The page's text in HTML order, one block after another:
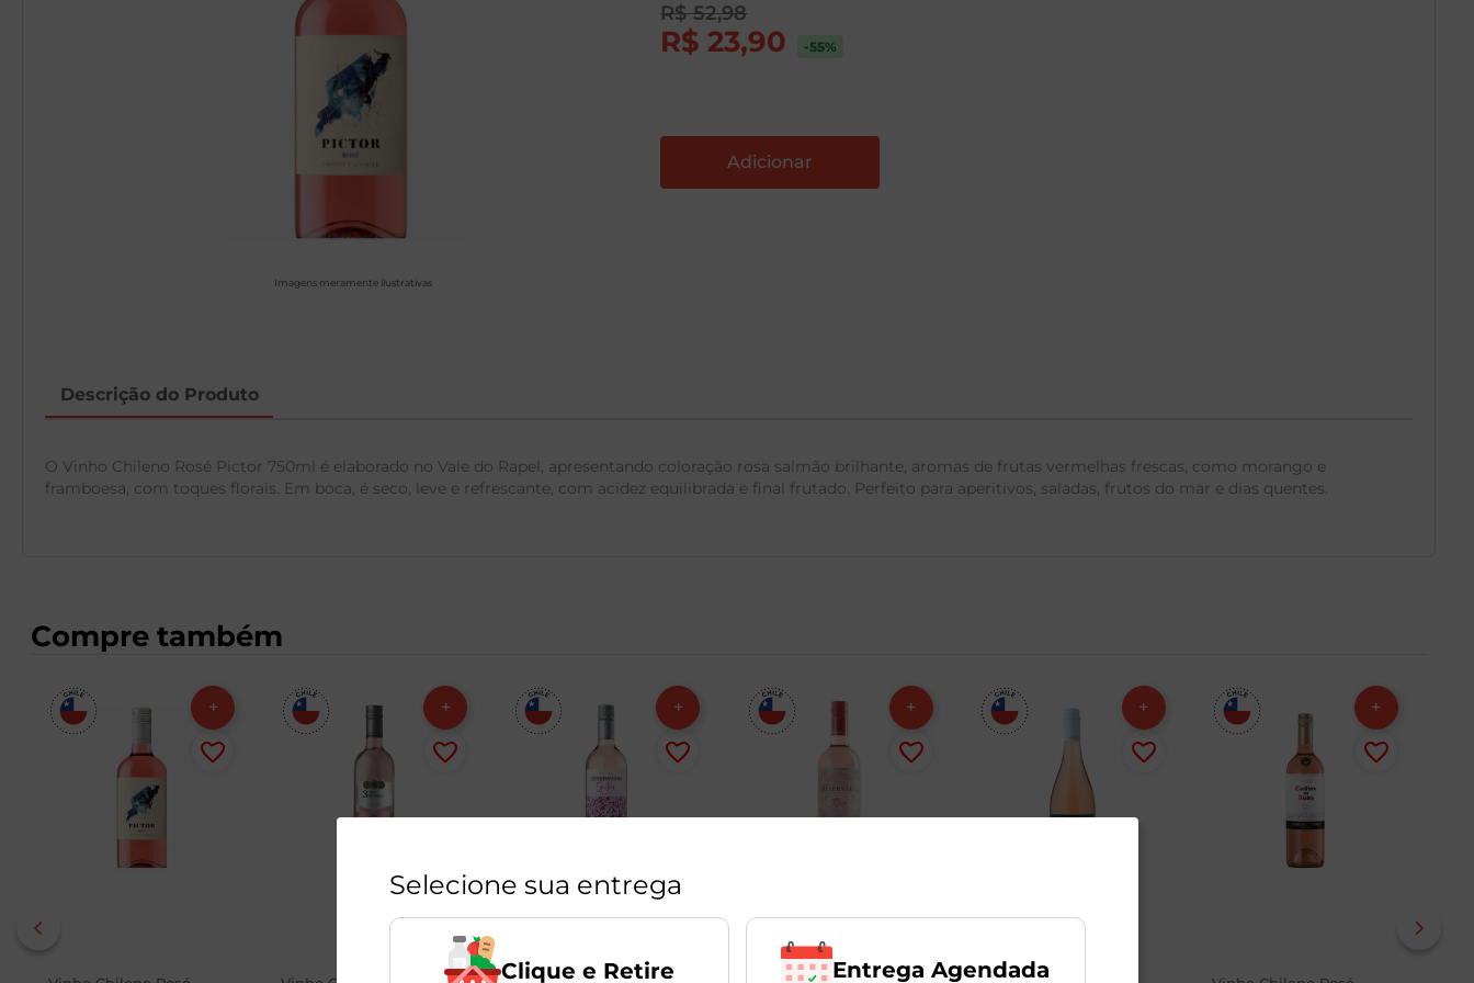
Imagens meramente ilustrativas
R$ 52,98
R$ 23,90 -55%
Descrição do Produto
O Vinho Chileno Rosé Pictor 750ml é elaborado no Vale do Rapel, apresentando coloração rosa salmão brilhante, aromas de frutas vermelhas frescas, como morango e
framboesa, com toques florais. Em boca, é seco, leve e refrescante, com acidez equilibrada e final frutado. Perfeito para aperitivos, saladas, frutos do mar e dias quentes.
Compre também
Selecione sua entrega
Clique e Retire Entrega Agendada